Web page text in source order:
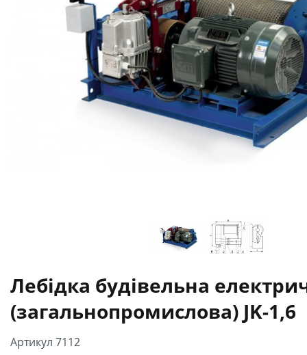
Лебідка будівельна
(загальнопромислова) JK-1,6
Артикул 7112